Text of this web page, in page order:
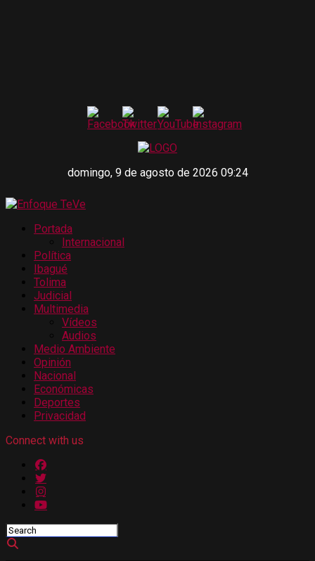
domingo, 9 de agosto de 2026 09:24
Portada
Internacional
Política
Ibagué
Tolima
Judicial
Multimedia
Vídeos
Audios
Medio Ambiente
Opinión
Nacional
Económicas
Deportes
Privacidad
Connect with us